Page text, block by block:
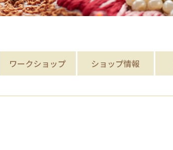
ワークショップ ショップ情報